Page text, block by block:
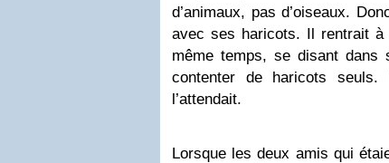
d’animaux, pas d’oiseaux.
avec ses haricots. Il rentrait
même temps, se disant dans
contenter de haricots seuls.
l’attendait.
Lorsque les deux amis qui